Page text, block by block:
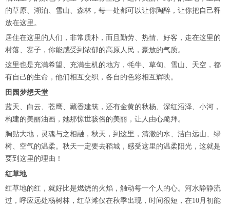
的草原、湖泊、雪山、森林，每一处都可以让你陶醉，让你把自己释
放在这里。
居住在这里的人们，非常质朴，而且勤劳、热情、好客，走在这里的
村落、寨子，你能感受到浓郁的高原人民，豪放的气质。
这里也是充满希望、充满生机的地方，牦牛、草甸、雪山、天空，都
有自己的生命，他们相互交织，各自的色彩相互辉映。
田园梦想天堂
蓝天、白云、苍鹰、藏香建筑，还有金黄的秋杨、深红沼泽、小河，
构建的美丽油画，她那惊世骇俗的美丽，让人由心跪拜。
胸贴大地，灵魂与之相融，秋天，到这里，清澈的水、洁白远山、绿
树、空气的温柔。秋天一定要去稻城，感受这里的温柔阳光，这就是
要到这里的理由！
红草地
红草地的红，就好比是燃烧的火焰，触动每一个人的心。河水静静流
过，呼应远处杨树林，红草滩仅在秋季出现，时间很短，在10月初能